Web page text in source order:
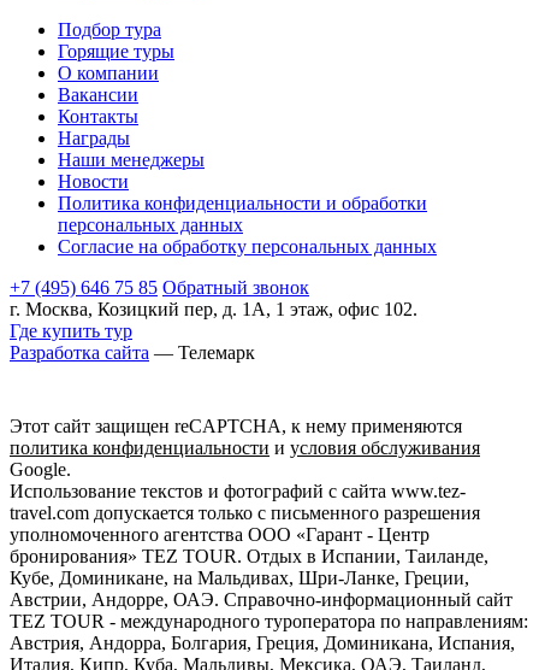
Подбор тура
Горящие туры
О компании
Вакансии
Контакты
Награды
Наши менеджеры
Новости
Политика конфиденциальности и обработки
персональных данных
Согласие на обработку персональных данных
+7 (495) 646 75 85 Обратный звонок
г. Москва, Козицкий пер, д. 1А, 1 этаж, офис 102.
Где купить тур
Разработка сайта — Телемарк
Этот сайт защищен reCAPTCHA, к нему применяются
политика конфиденциальности и условия обслуживания
Google.
Использование текстов и фотографий с сайта www.tez-
travel.com допускается только с письменного разрешения
уполномоченного агентства ООО «Гарант - Центр
бронирования» TEZ TOUR. Отдых в Испании, Таиланде,
Кубе, Доминикане, на Мальдивах, Шри-Ланке, Греции,
Австрии, Андорре, ОАЭ. Справочно-информационный сайт
TEZ TOUR - международного туроператора по направлениям:
Австрия, Андорра, Болгария, Греция, Доминикана, Испания,
Италия, Кипр, Куба, Мальдивы, Мексика, ОАЭ, Таиланд,